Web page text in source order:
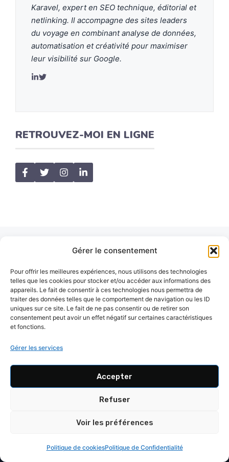
Gérer le consentement
Pour offrir les meilleures expériences, nous utilisons des technologies
telles que les cookies pour stocker et/ou accéder aux informations des
appareils. Le fait de consentir à ces technologies nous permettra de
traiter des données telles que le comportement de navigation ou les ID
uniques sur ce site. Le fait de ne pas consentir ou de retirer son
consentement peut avoir un effet négatif sur certaines caractéristiques
et fonctions.
Gérer les services
Accepter
Refuser
Voir les préférences
Politique de cookiesPolitique de Confidentialité
Karavel, expert en SEO technique, éditorial et
netlinking. Il accompagne des sites leaders
du voyage en combinant analyse de données,
automatisation et créativité pour maximiser
leur visibilité sur Google.
LinkedIn de Damien Hernandez
Twitter de Damien Hernandez
RETROUVEZ-MOI EN LIGNE
Facebook de Damien Hernandez
Twitter de Damien Hernandez
Instagram de Damien Hernandez
LinkedIn de Damien Hernandez
Freelance SEO Hub
Agence SEO Hub
DAMIEN HERNANDEZ — HEAD OF SEO
performance et acquisition organique
Facebook de Damien Hernandez
Twitter de Damien Hernandez
Instagram de Damien Hernandez
LinkedIn de Damien Hernandez